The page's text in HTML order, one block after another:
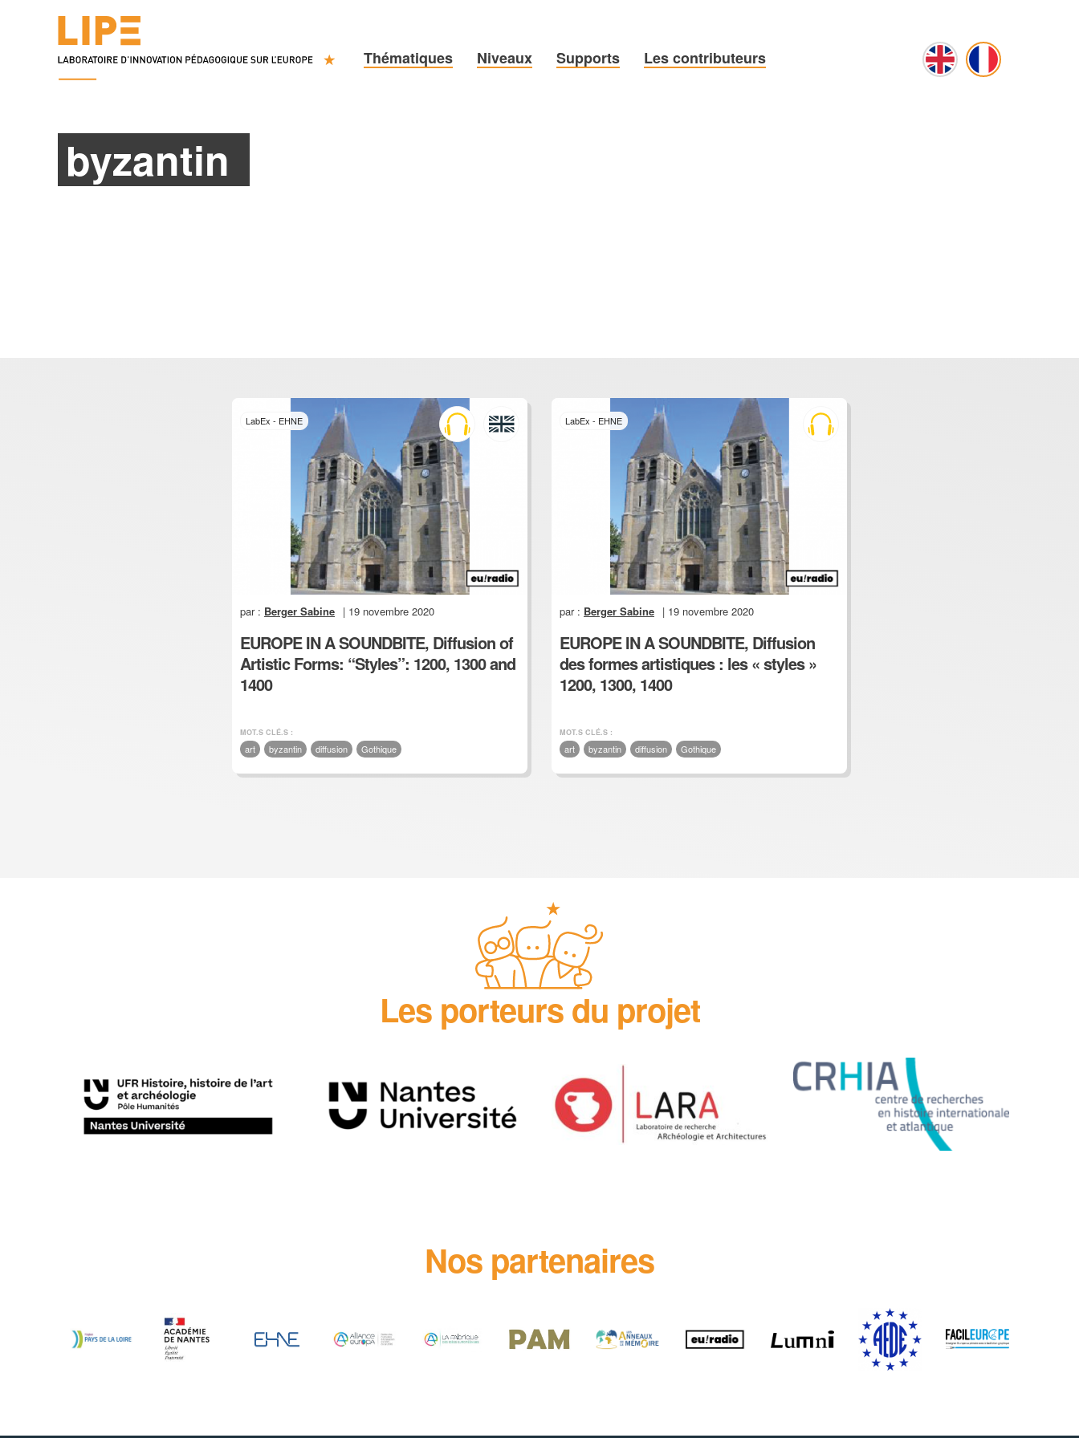
Thématiques Niveaux Supports Les contributeurs
byzantin
LabEx - EHNE
par : Berger Sabine | 19 novembre 2020
EUROPE IN A SOUNDBITE, Diffusion of
Artistic Forms: “Styles”: 1200, 1300 and
1400
MOT.S CLÉ.S :
art byzantin diffusion Gothique
LabEx - EHNE
par : Berger Sabine | 19 novembre 2020
EUROPE IN A SOUNDBITE, Diffusion
des formes artistiques : les « styles »
1200, 1300, 1400
MOT.S CLÉ.S :
art byzantin diffusion Gothique
Les porteurs du projet
Nos partenaires